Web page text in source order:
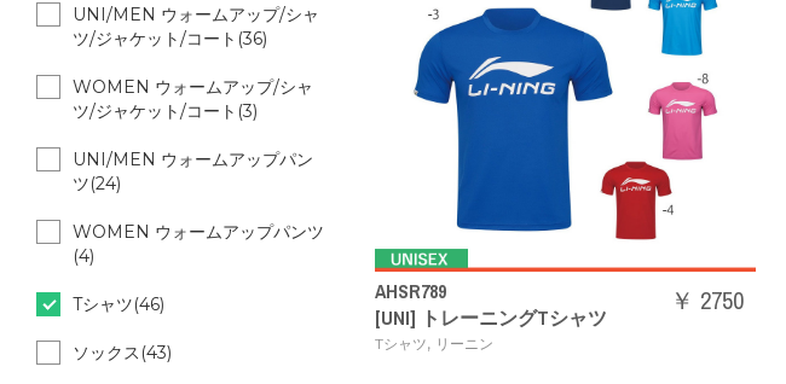
AHSR789
[UNI] トレーニングTシャツ
Tシャツ, リーニン
￥ 2750
UNI/MEN ウォームアップ/シャ
ツ/ジャケット/コート(36)
WOMEN ウォームアップ/シャ
ツ/ジャケット/コート(3)
UNI/MEN ウォームアップパン
ツ(24)
WOMEN ウォームアップパンツ
(4)
Tシャツ(46)
ソックス(43)